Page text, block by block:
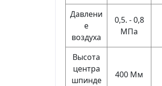
Давлени
е
воздуха
0,5. - 0,8
МПа
Высота
центра
шпинде
400 Мм